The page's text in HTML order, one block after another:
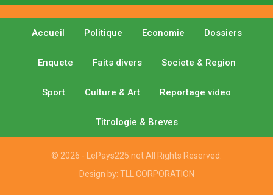
Accueil Politique Economie Dossiers
Enquete Faits divers Societe & Region
Sport Culture & Art Reportage video
Titrologie & Breves
© 2026 - LePays225.net All Rights Reserved.
Design by: TLL CORPORATION